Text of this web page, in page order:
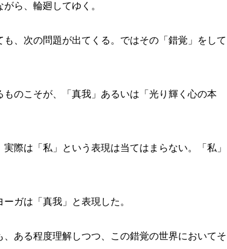
ら、輪廻してゆく。
、次の問題が出てくる。ではその「錯覚」をして
のこそが、「真我」あるいは「光り輝く心の本
際は「私」という表現は当てはまらない。「私」
ガは「真我」と表現した。
ある程度理解しつつ、この錯覚の世界においてそ